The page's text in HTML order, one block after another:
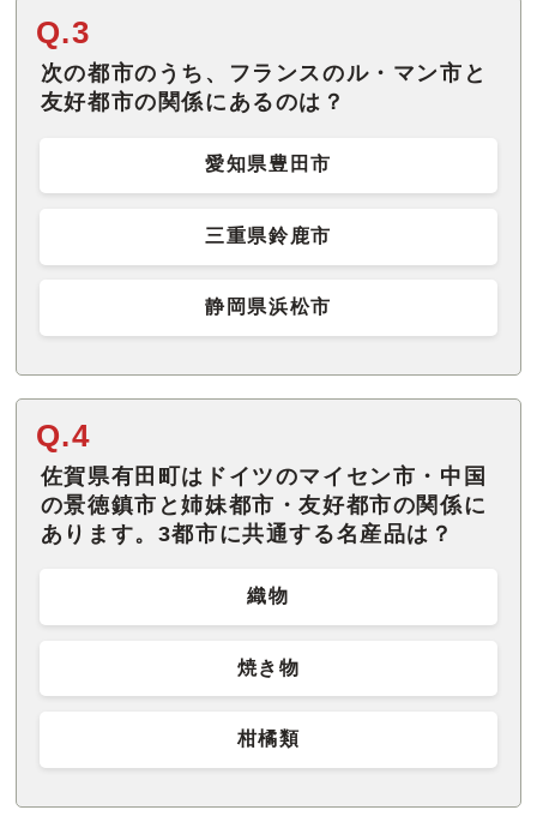
Q.3
次の都市のうち、フランスのル・マン市と
友好都市の関係にあるのは？
愛知県豊田市
三重県鈴鹿市
静岡県浜松市
Q.4
佐賀県有田町はドイツのマイセン市・中国
の景徳鎮市と姉妹都市・友好都市の関係に
あります。3都市に共通する名産品は？
織物
焼き物
柑橘類